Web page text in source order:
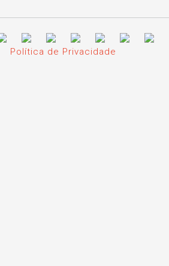
Política de Privacidade